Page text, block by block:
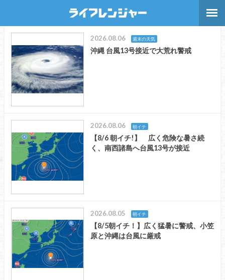
2026.08.06 週末の天気
沖縄 台風13号接近で大荒れ警戒
2026.08.06 朝イチ
【8/6 朝イチ!】 広く危険な暑さ続
く、南西諸島へ台風13号が接近
2026.08.05 朝イチ
【8/5朝イチ！】広く猛暑に警戒、小笠
原と沖縄は台風に厳戒